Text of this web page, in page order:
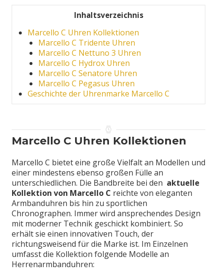
Inhaltsverzeichnis
Marcello C Uhren Kollektionen
Marcello C Tridente Uhren
Marcello C Nettuno 3 Uhren
Marcello C Hydrox Uhren
Marcello C Senatore Uhren
Marcello C Pegasus Uhren
Geschichte der Uhrenmarke Marcello C
Marcello C Uhren Kollektionen
Marcello C bietet eine große Vielfalt an Modellen und
einer mindestens ebenso großen Fülle an
unterschiedlichen. Die Bandbreite bei den aktuelle
Kollektion von Marcello C reichte von eleganten
Armbanduhren bis hin zu sportlichen
Chronographen. Immer wird ansprechendes Design
mit moderner Technik geschickt kombiniert. So
erhält sie einen innovativen Touch, der
richtungsweisend für die Marke ist. Im Einzelnen
umfasst die Kollektion folgende Modelle an
Herrenarmbanduhren: